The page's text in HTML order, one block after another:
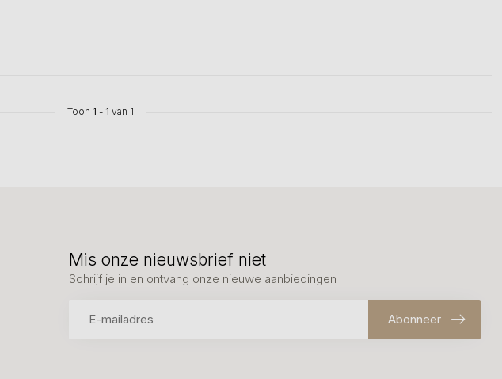
Toon 1 - 1 van 1
Mis onze nieuwsbrief niet
Schrijf je in en ontvang onze nieuwe aanbiedingen
Abonneer